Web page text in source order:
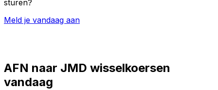
sturen?
Meld je vandaag aan
AFN naar JMD wisselkoersen
vandaag